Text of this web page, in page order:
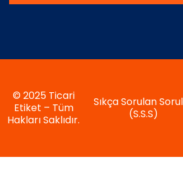
© 2025 Ticari
Etiket – Tüm
Hakları Saklıdır.
Sıkça Sorulan
(S.S.S)